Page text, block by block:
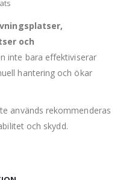
och
inte bara effektiviserar
hantering och ökar
används rekommenderas
och skydd.